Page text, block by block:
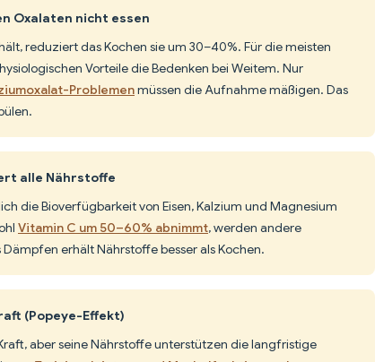
Oxalaten nicht essen
reduziert das Kochen sie um 30–40%. Für die meisten
Vorteile die Bedenken bei Weitem. Nur
Problemenmüssen die Aufnahme mäßigen. Das
alle Nährstoffe
die Bioverfügbarkeit von Eisen, Kalzium und Magnesium
Vitamin C um 50–60% abnimmt, werden andere
erhält Nährstoffe besser als Kochen.
(Popeye-Effekt)
aber seine Nährstoffe unterstützen die langfristige